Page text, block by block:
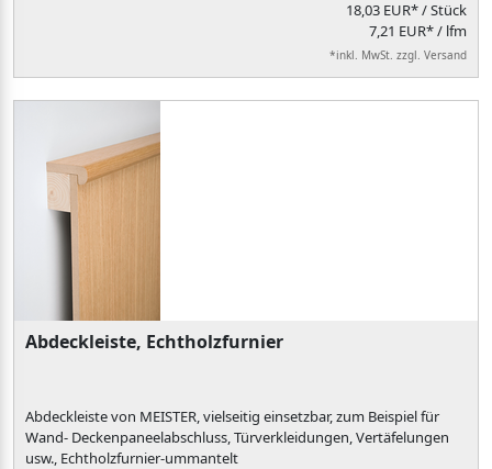
18,03 EUR*/ Stück
7,21 EUR* / lfm
*inkl. MwSt. zzgl. Versand
Abdeckleiste, Echtholzfurnier
Abdeckleiste von MEISTER, vielseitig einsetzbar, zum Beispiel für
Wand- Deckenpaneelabschluss, Türverkleidungen, Vertäfelungen
usw., Echtholzfurnier-ummantelt